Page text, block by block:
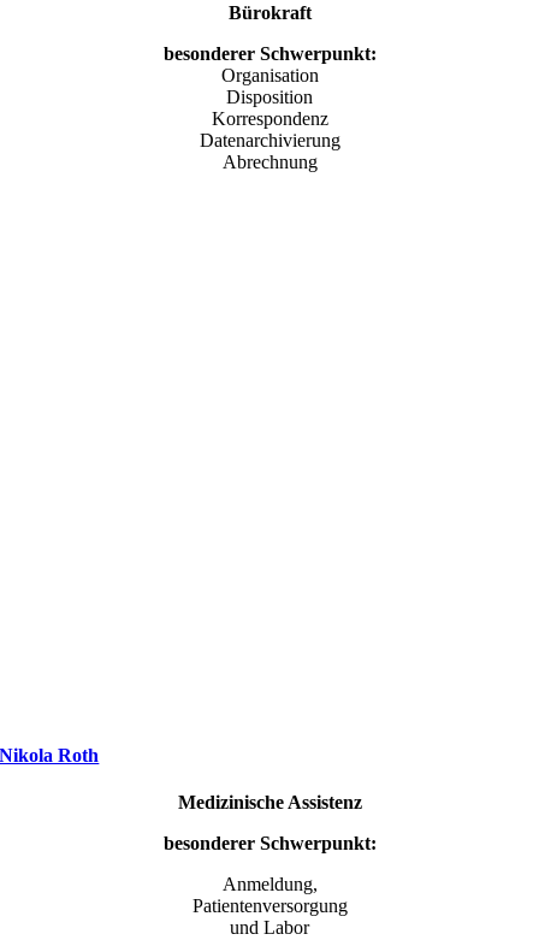
Bürokraft
besonderer Schwerpunkt:
Organisation
Disposition
Korrespondenz
Datenarchivierung
Abrechnung
Nikola Roth
Medizinische Assistenz
besonderer Schwerpunkt:
Anmeldung,
Patientenversorgung
und Labor